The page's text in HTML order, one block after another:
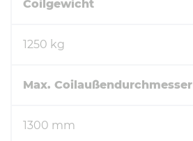
Coilgewicht
1250 kg
Max. Coilaußendurchmesser
1300 mm